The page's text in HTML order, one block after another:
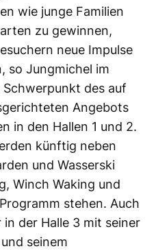
wie junge Familien
zu gewinnen,
neue Impulse
so Jungmichel im
Schwerpunkt des auf
Angebots
in den Hallen 1 und 2.
künftig neben
und Wasserski
Winch Waking und
stehen. Auch
der Halle 3 mit seiner
seinem